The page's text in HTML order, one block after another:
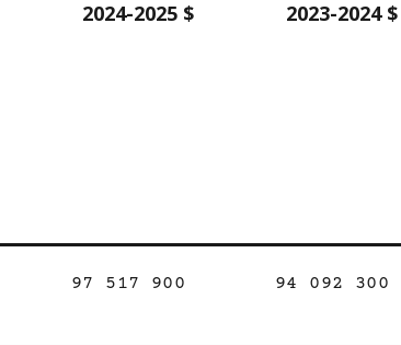
2024-2025 $
2023-2024 $
97 517 900 94 092 300